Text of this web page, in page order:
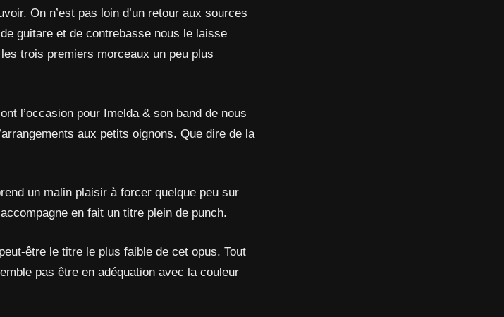
On n’est pas loin d’un retour aux sources
guitare et de contrebasse nous le laisse
trois premiers morceaux un peu plus
l’occasion pour Imelda & son band de nous
aux petits oignons. Que dire de la
un malin plaisir à forcer quelque peu sur
en fait un titre plein de punch.
être le titre le plus faible de cet opus. Tout
pas être en adéquation avec la couleur